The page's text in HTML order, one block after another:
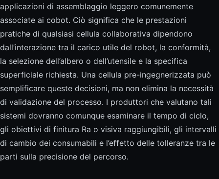
applicazioni di assemblaggio leggero comunemente
associate ai cobot. Ciò significa che le prestazioni
pratiche di qualsiasi cellula collaborativa dipendono
dall’interazione tra il carico utile del robot, la conformità,
la selezione dell’albero o dell’utensile e la specifica
superficiale richiesta. Una cellula pre-ingegnerizzata può
semplificare queste decisioni, ma non elimina la necessità
di validazione del processo. I produttori che valutano tali
sistemi dovranno comunque esaminare il tempo di ciclo,
gli obiettivi di finitura Ra o visiva raggiungibili, gli intervalli
di cambio dei consumabili e l’effetto delle tolleranze tra le
parti sulla precisione del percorso.